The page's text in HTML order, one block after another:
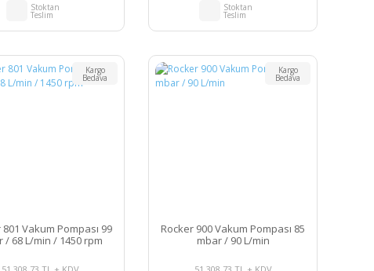
Stoktan
Teslim
Stoktan
Teslim
Kargo
Bedava
801 Vakum Pompası 99
/ 68 L/min / 1450 rpm
Kargo
Bedava
Rocker 900 Vakum Pompası 85
mbar / 90 L/min